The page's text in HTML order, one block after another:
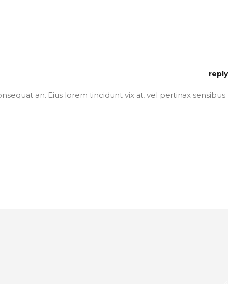
reply
an. Eius lorem tincidunt vix at, vel pertinax sensibus